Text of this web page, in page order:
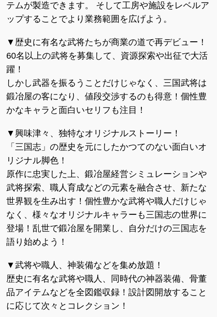
テムが製造できます。 そして工房や施設をレベルア
ップすることでより業務範囲を広げよう。
▼歴史に有名な武将たちが商業の道で再デビュー！
60名以上の武将を募集して、資源探索や出征で大活
躍！
しかし武器を振るうことだけじゃなく、三国武将は
鍛冶屋の客になり、値段交渉するのも得意！個性豊
かなキャラと面白いセリフも注目！
▼興味津々、独特なオリジナルストーリー！
「三国志」の歴史を元にしたかつてのない面白いオ
リジナル脚色！
原作に忠実した上、鍛冶屋経営シミュレーションや
武将探索、職人育成などの元素を融合させ、新たな
世界観を生み出す！個性豊かな武将や職人だけじゃ
なく、様々なオリジナルキャラーも三国志の世界に
登場！乱世で鍛冶屋を開業し、自分だけの三国志を
語り始めよう！
▼武将や職人、神装備などを集め放題！
歴史に有名な武将や職人、同時代の神器装備、骨董
品アイテムなどを全図鑑収録！設計図開放すること
に応じて次々とコレクション！